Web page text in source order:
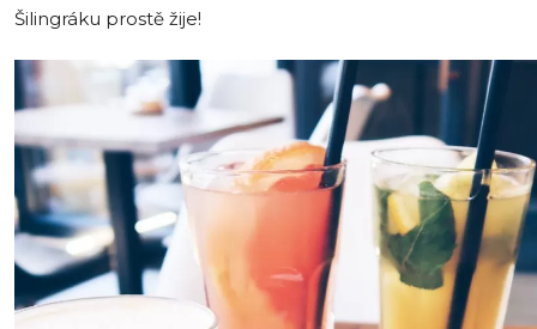
Šilingráku prostě žije!